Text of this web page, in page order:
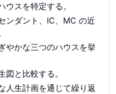
ウスを特定する。
ンダント、IC、MC の近
やかな三つのハウスを挙
図と比較する。
人生計画を通じて繰り返